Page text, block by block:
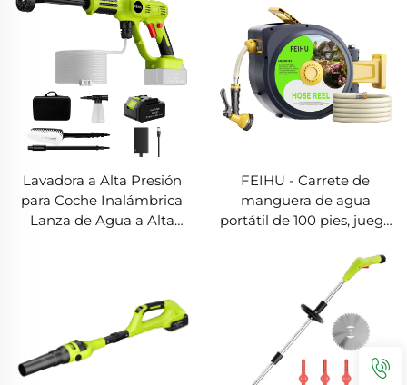
Batería de Litio 12V/21V,
Taladro de 10MM sin
Cable
de Disparo
Lavadora a Alta Presión
para Coche Inalámbrica
Lanza de Agua a Alta
FEIHU - Carrete de
manguera de agua
portátil de 100 pies, juego
lavar coches, tubo de
jardín, carrete de
manguera para pared